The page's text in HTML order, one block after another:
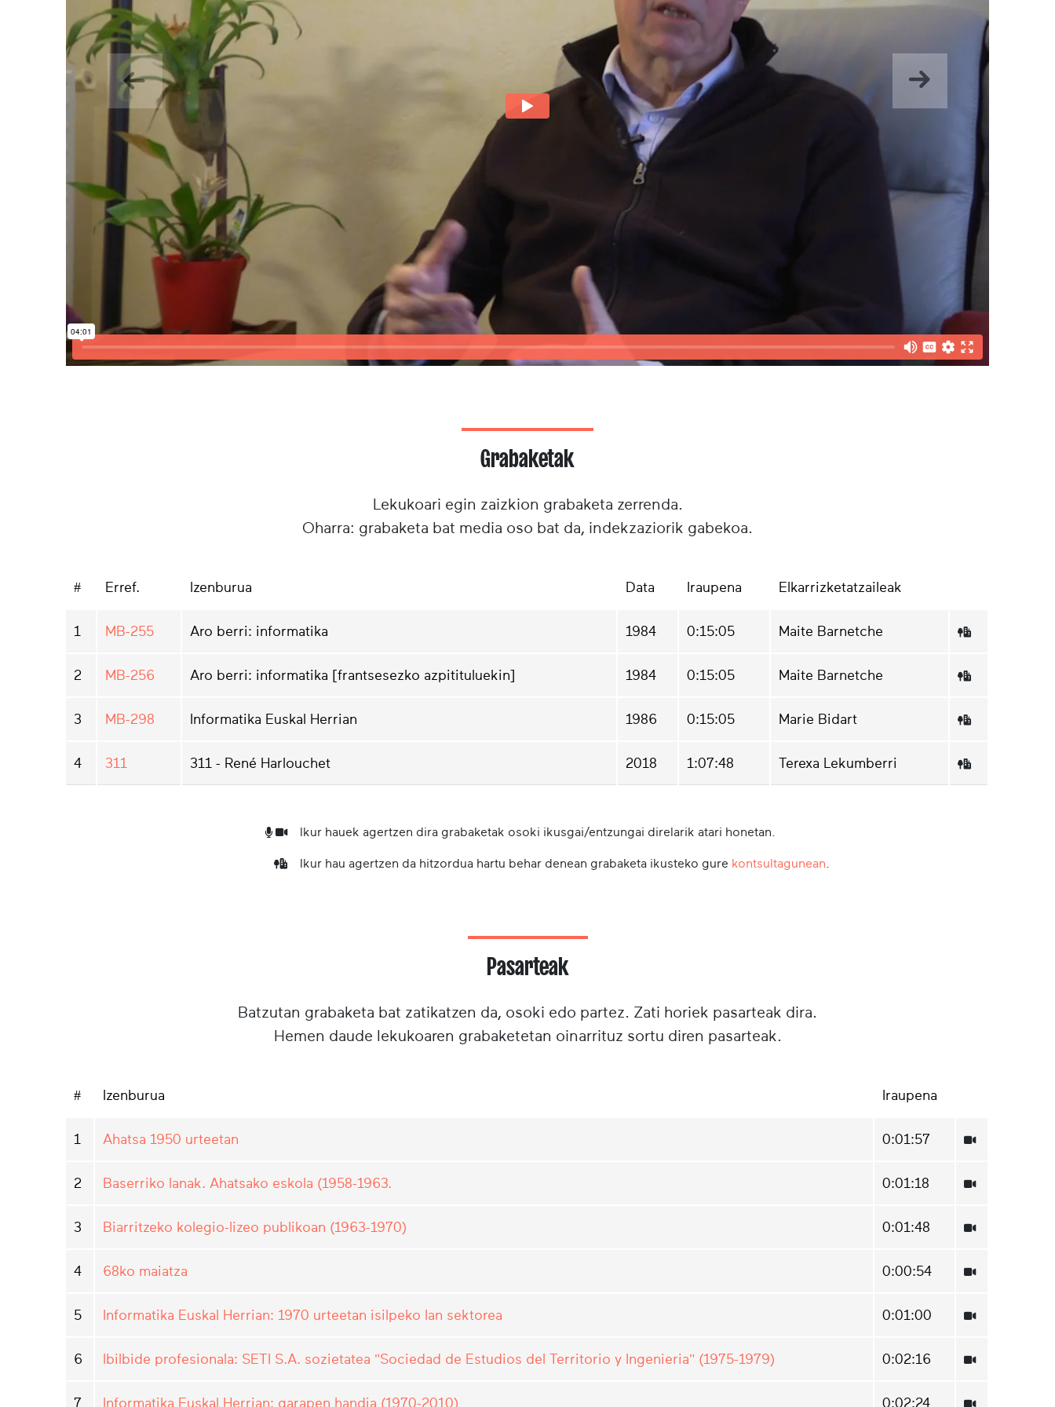
Aurrekoa Hurrengoa
Grabaketak
Lekukoari egin zaizkion grabaketa zerrenda.
Oharra: grabaketa bat media oso bat da, indekzaziorik gabekoa.
# Erref. Izenburua Data Iraupena Elkarrizketatzaileak
1 MB-255 Aro berri: informatika 1984 0:15:05 Maite Barnetche
2 MB-256 Aro berri: informatika [frantsesezko azpitituluekin] 1984 0:15:05 Maite Barnetche
3 MB-298 Informatika Euskal Herrian 1986 0:15:05 Marie Bidart
4 311 311 - René Harlouchet 2018 1:07:48 Terexa Lekumberri
Ikur hauek agertzen dira grabaketak osoki ikusgai/entzungai direlarik atari honetan.
Ikur hau agertzen da hitzordua hartu behar denean grabaketa ikusteko gure kontsultagunean
Pasarteak
Batzutan grabaketa bat zatikatzen da, osoki edo partez. Zati horiek pasarteak dira.
Hemen daude lekukoaren grabaketetan oinarrituz sortu diren pasarteak.
# Izenburua Iraupena
1 Ahatsa 1950 urteetan 0:01:57
2 Baserriko lanak. Ahatsako eskola (1958-1963. 0:01:18
3 Biarritzeko kolegio-lizeo publikoan (1963-1970) 0:01:48
4 68ko maiatza 0:00:54
5 Informatika Euskal Herrian: 1970 urteetan isilpeko lan sektorea 0:01:00
6 Ibilbide profesionala: SETI S.A. sozietatea "Sociedad de Estudios del Territorio y Ingenieria" (1975-1979) 0:02:16
7 Informatika Euskal Herrian: garapen handia (1970-2010) 0:02:24